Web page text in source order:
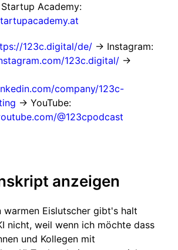
Academy:
123c.digital/de/ → Instagram:
123c.digital/ →
company/123c-
→ YouTube:
@123cpodcast
anzeigen
warmen Eislutscher gibt's halt
nicht, weil wenn ich möchte dass
und Kollegen mit